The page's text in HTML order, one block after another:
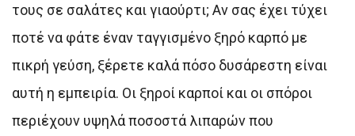
τους σε σαλάτες και γιαούρτι; Αν σας έχει τύχει
ποτέ να φάτε έναν ταγγισμένο ξηρό καρπό με
πικρή γεύση, ξέρετε καλά πόσο δυσάρεστη είναι
αυτή η εμπειρία. Οι ξηροί καρποί και οι σπόροι
περιέχουν υψηλά ποσοστά λιπαρών που